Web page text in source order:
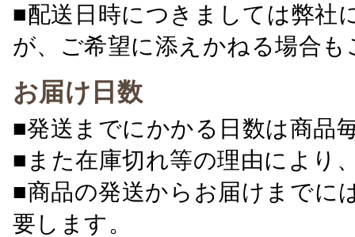
■配送日時につきましては弊社
が、ご希望に添えかねる場合
お届け日数
■発送までにかかる日数は商品
■また在庫切れ等の理由により
■商品の発送からお届けまでに
要します。